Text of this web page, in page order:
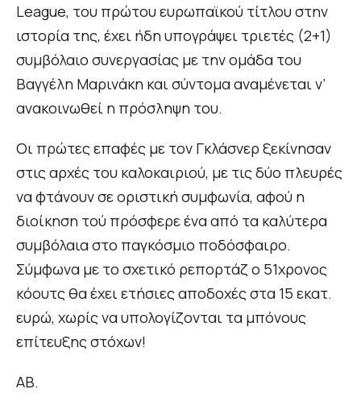
League, του πρώτου ευρωπαϊκού τίτλου στην
ιστορία της, έχει ήδη υπογράψει τριετές (2+1)
συμβόλαιο συνεργασίας με την ομάδα του
Βαγγέλη Μαρινάκη και σύντομα αναμένεται ν’
ανακοινωθεί η πρόσληψη του.
Οι πρώτες επαφές με τον Γκλάσνερ ξεκίνησαν
στις αρχές του καλοκαιριού, με τις δύο πλευρές
να φτάνουν σε οριστική συμφωνία, αφού η
διοίκηση τού πρόσφερε ένα από τα καλύτερα
συμβόλαια στο παγκόσμιο ποδόσφαιρο.
Σύμφωνα με το σχετικό ρεπορτάζ ο 51χρονος
κόουτς θα έχει ετήσιες αποδοχές στα 15 εκατ.
ευρώ, χωρίς να υπολογίζονται τα μπόνους
επίτευξης στόχων!
ΑΒ.